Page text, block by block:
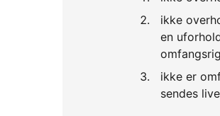
ikke
en
ikke er
sendes